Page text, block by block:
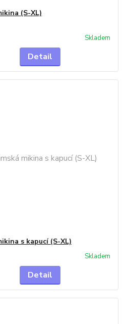
(S-XL)
Skladem
Detail
s kapucí (S-XL)
Skladem
Detail